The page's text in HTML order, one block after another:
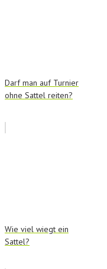
Darf man auf Turnier
ohne Sattel reiten?
Wie viel wiegt ein
Sattel?